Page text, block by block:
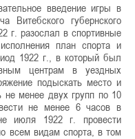
введение игры в
Витебского губернского
г. разослал в спортивные
план спорта и
1922 г., в который был
центрам в уездных
подыскать место и
не менее двух групп по 10
не менее 6 часов в
июля 1922 г. провести
всем видам спорта, в том